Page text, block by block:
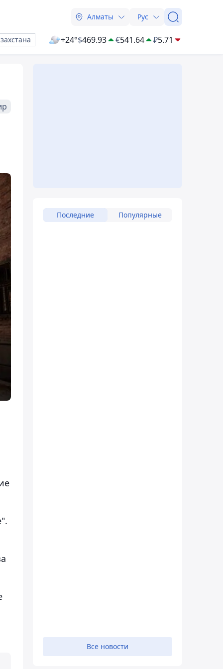
Алматы Рус
+24°$469.93 €541.64 ₽5.71
Последние Популярные
Все новости